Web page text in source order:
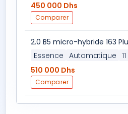
450 000 Dhs
Comparer
2.0 B5 micro-hybride 163
Essence Automatique
510 000 Dhs
Comparer